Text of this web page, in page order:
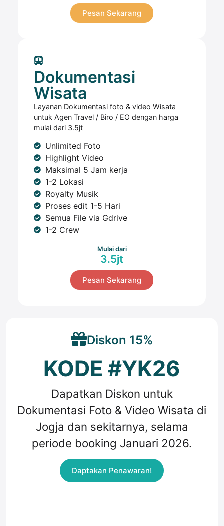
Pesan Sekarang
Dokumentasi
Wisata
Layanan Dokumentasi foto & video Wisata
untuk Agen Travel / Biro / EO dengan harga
mulai dari 3.5jt
Unlimited Foto
Highlight Video
Maksimal 5 Jam kerja
1-2 Lokasi
Royalty Musik
Proses edit 1-5 Hari
Semua File via Gdrive
1-2 Crew
Mulai dari
3.5jt
Pesan Sekarang
Diskon 15%
KODE #YK26
Dapatkan Diskon untuk
Dokumentasi Foto & Video Wisata di
Jogja dan sekitarnya, selama
periode booking Januari 2026.
Daptakan Penawaran!